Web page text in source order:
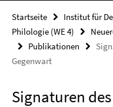
Startseite
Institut für
Philologie (WE 4)
Publikationen
Gegenwart
Signaturen